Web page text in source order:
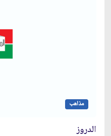
مذاهب
الدروز